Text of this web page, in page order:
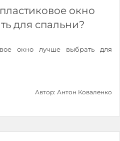
окно
для спальни?
окно лучше выбрать для
Автор: Антон Коваленко